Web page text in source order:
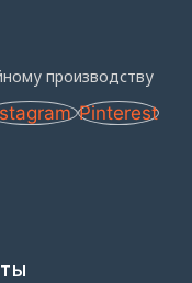
производству
Pinterest